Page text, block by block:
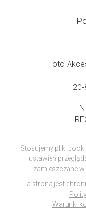
Foto-
20-
Stosujemy pliki
ustawień
zamieszczane w
Ta strona jest
Warunki